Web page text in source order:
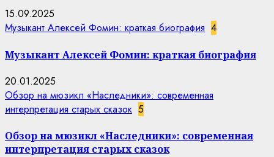
15.09.2025
Музыкант Алексей Фомин: краткая биография 4
Музыкант Алексей Фомин: краткая биография
20.01.2025
Обзор на мюзикл «Наследники»: современная
интерпретация старых сказок 5
Обзор на мюзикл «Наследники»: современная
интерпретация старых сказок